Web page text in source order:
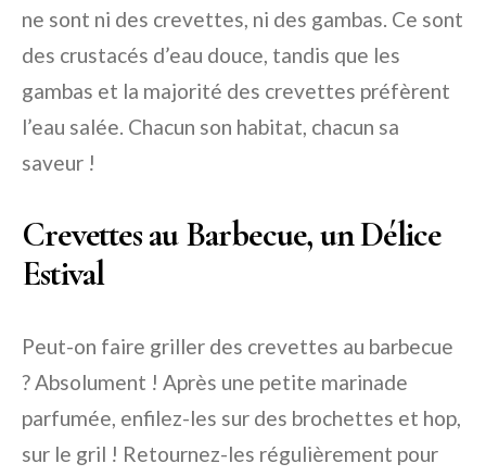
ne sont ni des crevettes, ni des gambas. Ce sont
des crustacés d’eau douce, tandis que les
gambas et la majorité des crevettes préfèrent
l’eau salée. Chacun son habitat, chacun sa
saveur !
Crevettes au Barbecue, un Délice
Estival
Peut-on faire griller des crevettes au barbecue
? Absolument ! Après une petite marinade
parfumée, enfilez-les sur des brochettes et hop,
sur le gril ! Retournez-les régulièrement pour